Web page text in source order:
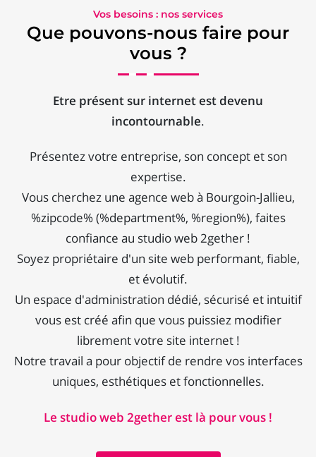
Vos besoins : nos services
Que pouvons-nous faire pour
vous ?
Etre présent sur internet est devenu
incontournable.
Présentez votre entreprise, son concept et son
expertise.
Vous cherchez une agence web à Bourgoin-Jallieu,
%zipcode% (%department%, %region%), faites
confiance au studio web 2gether !
Soyez propriétaire d'un site web performant, fiable,
et évolutif.
Un espace d'administration dédié, sécurisé et intuitif
vous est créé afin que vous puissiez modifier
librement votre site internet !
Notre travail a pour objectif de rendre vos interfaces
uniques, esthétiques et fonctionnelles.
Le studio web 2gether est là pour vous !